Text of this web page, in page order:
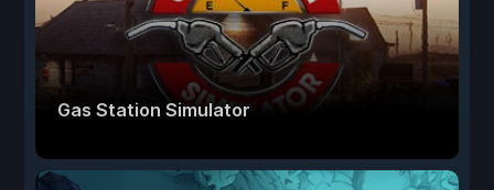
Gas Station Simulator